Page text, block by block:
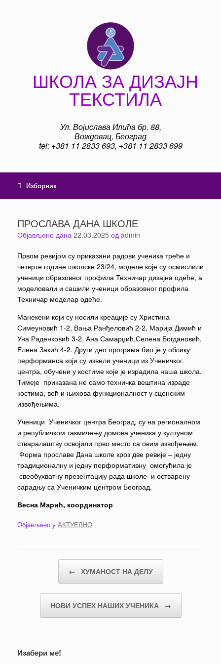
ШКОЛА ЗА ДИЗАЈН
ТЕКСТИЛА
Ул. Војислава Илића бр. 88,
Вождовац, Београд
tel: +381 11 2833 693, +381 11 2833 699
Изборник
ПРОСЛАВА ДАНА ШКОЛЕ
Објављено дана 22.03.2025 од admin
Првом ревијом су приказани радови ученика треће и
четврте године школске 23/24, моделе које су осмислили
ученици образовног профила Техничар дизајна одеће, а
моделовали и сашили ученици образовног профила
Техничар моделар одеће.
Манекени који су носили креације су Христина
Симеуновић 1-2, Вања Ранђеловић 2-2, Марија Димић и
Уна Раденковић 3-2, Ана Самарџић,Селена Богдановић,
Елена Закић 4-2. Други део програма био је у облику
перформанса који су извели ученици из Ученичког
центра, обучени у костиме које је израдила наша школа.
Тимеје приказана не само техничка вештина израде
костима, већ и њихова функционалност у сценским
извођењима.
Ученици Ученичког центра Београд, су на регионалном
и републичком такмичењу домова ученика у култуном
стваралаштву освојили прво место са овим извођењем.
Форма прославе Дана школе кроз две ревије – једну
традиционалну и једну перформативну омогућила је
свеобухватну презентацију рада школе и остварену
сарадњу са Ученичким центром Београд.
Весна Марић, координатор
Објављено у АКТУЕЛНО
← ХУМАНОСТ НА ДЕЛУ
НОВИ УСПЕХ НАШИХ УЧЕНИКА →
Изабери ме!